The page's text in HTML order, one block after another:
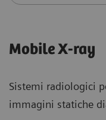
Mobile X-ray
Sistemi radiologici
immagini statiche